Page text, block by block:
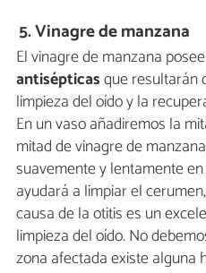
5. Vinagre de manzana
El vinagre de manzana
antisépticasque resultarán
limpieza del oído y la
En un vaso añadiremos la
mitad de vinagre de
suavemente y lentamente
ayudará a limpiar el
causa de la otitis es un
limpieza del oído. No
zona afectada existe alguna